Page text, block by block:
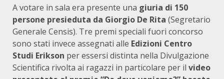
A votare in sala era presente una giuria di 150
persone presieduta da Giorgio De Rita (Segretario
Generale Censis). Tre premi speciali fuori concorso
sono stati invece assegnati alle Edizioni Centro
Studi Erikson per essersi distinta nella Divulgazione
Scientifica rivolta ai ragazzi in particolare per il video